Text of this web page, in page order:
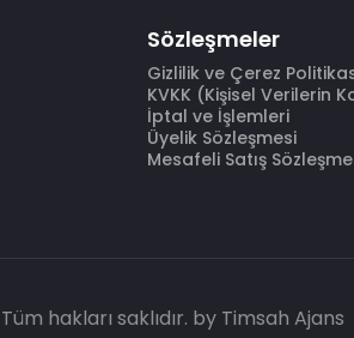
Sözleşmeler
Gizlilik ve Çerez
KVKK (Kişisel Verilerin
İptal ve İşlemleri
Üyelik Sözleşmesi
Mesafeli Satış
hakları saklıdır. by Timsah Ajans